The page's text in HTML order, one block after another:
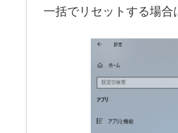
一括でリセットする場合